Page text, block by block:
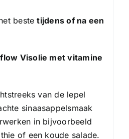
bestetijdens of na een
Visolie met vitamine
van de lepel
sinaasappelsmaak
in bijvoorbeeld
of een koude salade.